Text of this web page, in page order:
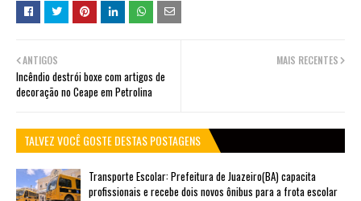
MAIS RECENTES
ANTIGOS
Incêndio destrói boxe com artigos de
decoração no Ceape em Petrolina
TALVEZ VOCÊ GOSTE DESTAS POSTAGENS
Transporte Escolar: Prefeitura de Juazeiro(BA) capacita
profissionais e recebe dois novos ônibus para a frota escolar